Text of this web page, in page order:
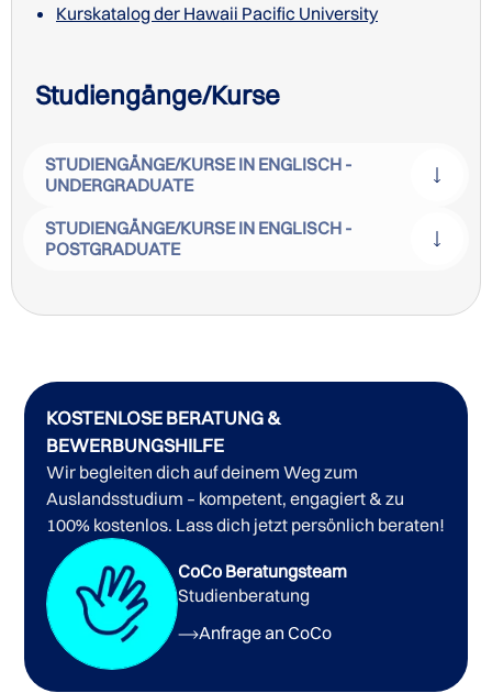
Kurskatalog der Hawaii Pacific University
Studiengänge/Kurse
STUDIENGÄNGE/KURSE IN ENGLISCH -
UNDERGRADUATE
STUDIENGÄNGE/KURSE IN ENGLISCH -
POSTGRADUATE
Bachelorstudiengänge der Hawaii Pacific University
Masterstudiengänge der Hawaii Pacific University
KOSTENLOSE BERATUNG &
BEWERBUNGSHILFE
Wir begleiten dich auf deinem Weg zum
Auslandsstudium – kompetent, engagiert & zu
100% kostenlos. Lass dich jetzt persönlich beraten!
CoCo Beratungsteam
Studienberatung
Anfrage an CoCo